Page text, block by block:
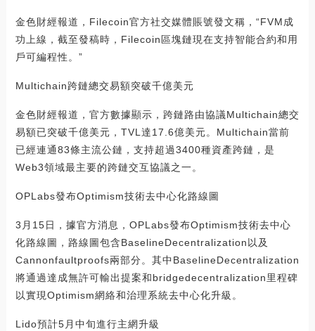
金色財經報道，Filecoin官方社交媒體賬號發文稱，“FVM成
功上線，截至發稿時，Filecoin區塊鏈現在支持智能合約和用
戶可編程性。”
Multichain跨鏈總交易額突破千億美元
金色財經報道，官方數據顯示，跨鏈路由協議Multichain總交
易額已突破千億美元，TVL達17.6億美元。Multichain當前
已經連通83條主流公鏈，支持超過3400種資產跨鏈，是
Web3領域最主要的跨鏈交互協議之一。
OPLabs發布Optimism技術去中心化路線圖
3月15日，據官方消息，OPLabs發布Optimism技術去中心
化路線圖，路線圖包含BaselineDecentralization以及
Cannonfaultproofs兩部分。其中BaselineDecentralization
將通過達成無許可輸出提案和bridgedecentralization里程碑
以實現Optimism網絡和治理系統去中心化升級。
Lido預計5月中旬進行主網升級